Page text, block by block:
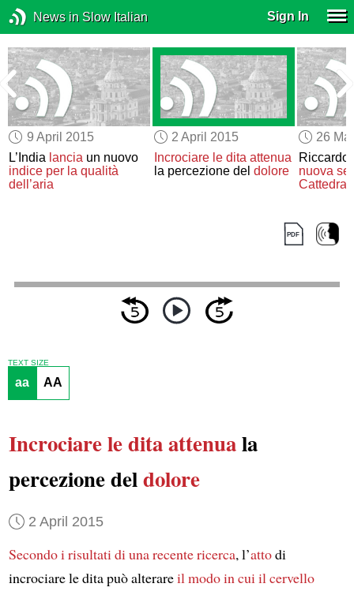
News in Slow Italian Sign In
9 April 2015
L’India lancia un nuovo
indice per la qualità
dell’aria
2 April 2015
Incrociare le dita attenua
la percezione del dolore
26
Riccardo
nuova
TEXT SIZE
aa AA
Incrociare le ditaattenuala
percezione deldolore
2 April 2015
Secondo i risultati di una recente ricerca, l’attodi
incrociare le dita può alterareil modo in cui il cervello